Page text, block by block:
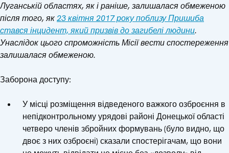
Луганській областях, як і раніше, залишалася обмеженою
після того, як23 квітня 2017 року поблизу Пришиба
стався інцидент, який призвів до загибелі людини.
Унаслідок цього спроможність Місії вести спостереження
залишалася обмеженою.
Заборона доступу:
У місці розміщення відведеного важкого озброєння в
непідконтрольному урядові районі Донецької області
четверо членів збройних формувань (було видно, що
двоє з них озброєні) сказали спостерігачам, що вони